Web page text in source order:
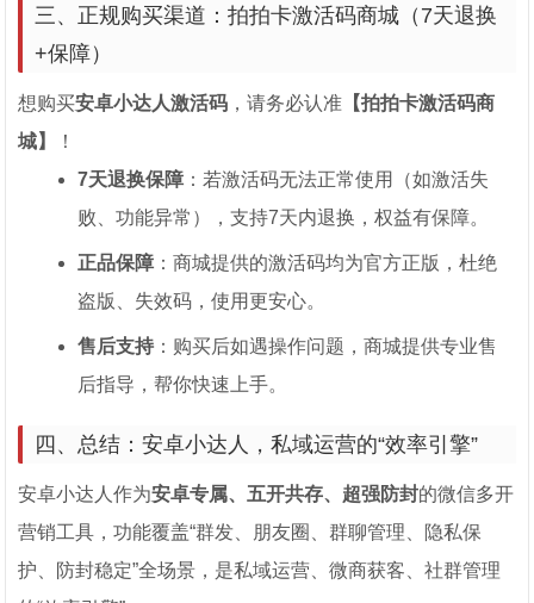
三、正规购买渠道：拍拍卡激活码商城（7天退换
+保障）
想购买安卓小达人激活码 ，请务必认准 【拍拍卡激活码商
城】
！
7天退换保障 ：若激活码无法正常使用（如激活失
败、功能异常），支持7天内退换，权益有保障。
正品保障 ：商城提供的激活码均为官方正版，杜绝
盗版、失效码，使用更安心。
售后支持 ：购买后如遇操作问题，商城提供专业售
后指导，帮你快速上手。
四、总结：安卓小达人，私域运营的“效率引擎”
安卓小达人作为安卓专属、五开共存、超强防封的微信多开
营销工具，功能覆盖“群发、朋友圈、群聊管理、隐私保
护、防封稳定”全场景，是私域运营、微商获客、社群管理